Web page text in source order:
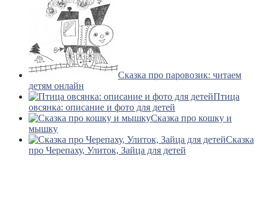
Сказка про паровозик: читаем
детям онлайн
Птица
овсянка: описание и фото для детей
Сказка про кошку и
мышку
Сказка
про Черепаху, Улиток, Зайца для детей